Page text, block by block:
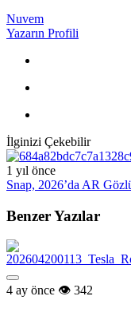
Nuvem
Yazarın Profili
İlginizi Çekebilir
1 yıl önce
Snap, 2026’da AR
Benzer Yazılar
4 ay önce 342